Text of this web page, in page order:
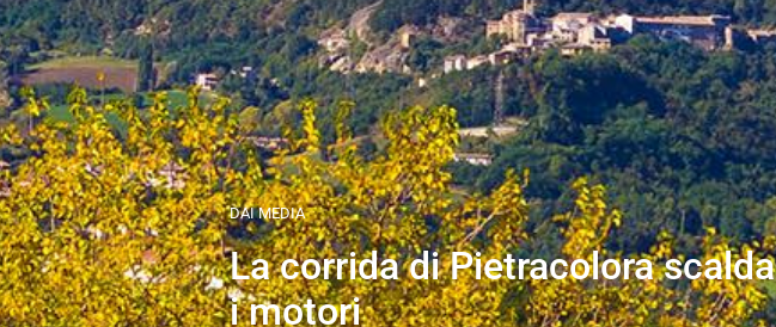
DAI MEDIA
La corrida di Pietracolora scalda
i motori